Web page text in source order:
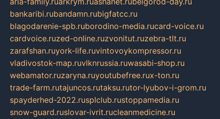
bankaribi.rubandamn.rubigfatcc.ru
blagodarenie-spb.ruborodino-media.rucard-voice.ru
cardvoice.ruzed-online.ruzvonitut.ruzebra-tlt.ru
zarafshan.ruyork-life.ruvintovoykompressor.ru
vladivostok-map.ruvlknrussia.ruwasabi-shop.ru
webamator.ruzaryna.ruyoutubefree.rux-ton.ru
trade-farm.rutajuncos.rutaksu.rutor-lyubov-i-grom.ru
spayderhed-2022.rusplclub.rustoppamedia.ru
snow-guard.ruslovar-ivrit.rucleanmedicine.ru